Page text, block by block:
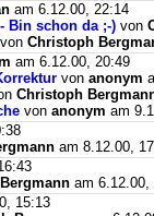
am 6.12.00, 22:14
Bin schon da ;-) von
von Christoph
am 6.12.00, 20:49
von anonym
Christoph
von anonym am
am 8.12.00,
am 6.12.00,
15:13